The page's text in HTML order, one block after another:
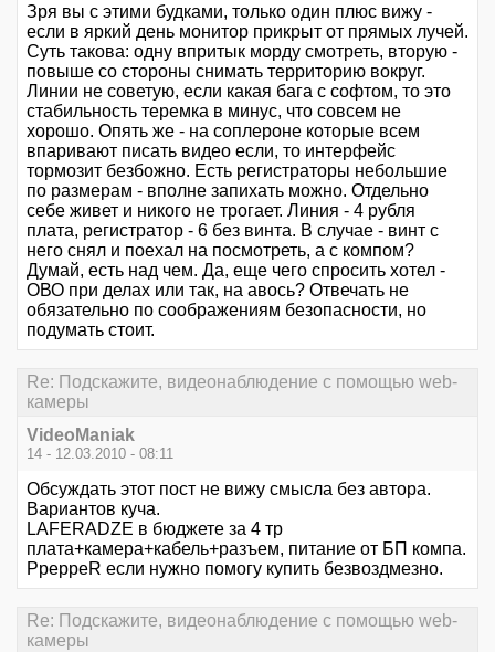
Зря вы с этими будками, только один плюс вижу -
если в яркий день монитор прикрыт от прямых лучей.
Суть такова: одну впритык морду смотреть, вторую -
повыше со стороны снимать территорию вокруг.
Линии не советую, если какая бага с софтом, то это
стабильность теремка в минус, что совсем не
хорошо. Опять же - на соплероне которые всем
впаривают писать видео если, то интерфейс
тормозит безбожно. Есть регистраторы небольшие
по размерам - вполне запихать можно. Отдельно
себе живет и никого не трогает. Линия - 4 рубля
плата, регистратор - 6 без винта. В случае - винт с
него снял и поехал на посмотреть, а с компом?
Думай, есть над чем. Да, еще чего спросить хотел -
ОВО при делах или так, на авось? Отвечать не
обязательно по соображениям безопасности, но
подумать стоит.
Re: Подскажите, видеонаблюдение с помощью web-
камеры
VideoManiak
14 - 12.03.2010 - 08:11
Обсуждать этот пост не вижу смысла без автора.
Вариантов куча.
LAFERADZE в бюджете за 4 тр
плата+камера+кабель+разъем, питание от БП компа.
PpeppeR если нужно помогу купить безвоздмезно.
Re: Подскажите, видеонаблюдение с помощью web-
камеры